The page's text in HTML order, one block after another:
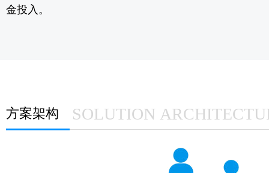
金投入。
方案架构 SOLUTION